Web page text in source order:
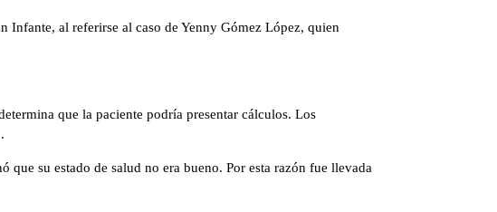
Infante, al referirse al caso de Yenny Gómez López, quien
que la paciente podría presentar cálculos. Los
su estado de salud no era bueno. Por esta razón fue llevada